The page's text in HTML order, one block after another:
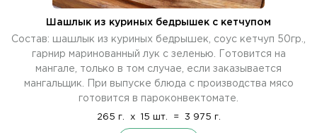
Шашлык из куриных бедрышек с кетчупом
Состав: шашлык из куриных бедрышек, соус кетчуп 50гр.,
гарнир маринованный лук с зеленью. Готовится на
мангале, только в том случае, если заказывается
мангальщик. При выпуске блюда с производства мясо
готовится в пароконвектомате.
265 г. x 15 шт. = 3 975 г.